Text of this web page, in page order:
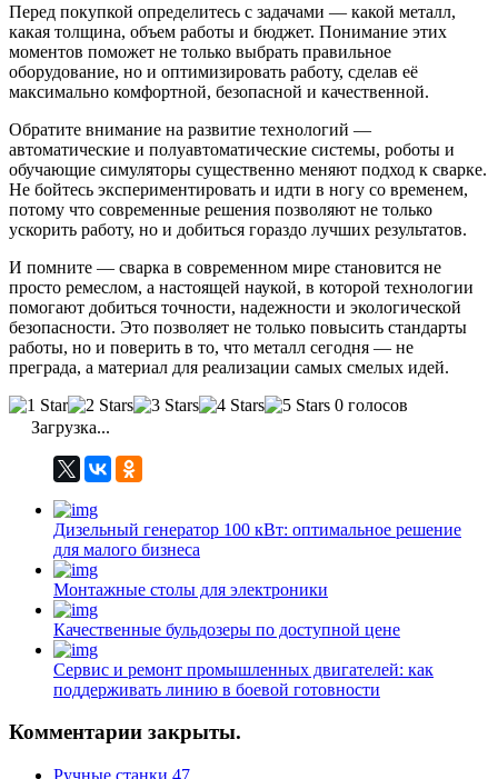
Перед покупкой определитесь с задачами — какой металл,
какая толщина, объем работы и бюджет. Понимание этих
моментов поможет не только выбрать правильное
оборудование, но и оптимизировать работу, сделав её
максимально комфортной, безопасной и качественной.
Обратите внимание на развитие технологий —
автоматические и полуавтоматические системы, роботы и
обучающие симуляторы существенно меняют подход к сварке.
Не бойтесь экспериментировать и идти в ногу со временем,
потому что современные решения позволяют не только
ускорить работу, но и добиться гораздо лучших результатов.
И помните — сварка в современном мире становится не
просто ремеслом, а настоящей наукой, в которой технологии
помогают добиться точности, надежности и экологической
безопасности. Это позволяет не только повысить стандарты
работы, но и поверить в то, что металл сегодня — не
преграда, а материал для реализации самых смелых идей.
0 голосов
Загрузка...
Дизельный генератор 100 кВт: оптимальное решение
для малого бизнеса
Монтажные столы для электроники
Качественные бульдозеры по доступной цене
Сервис и ремонт промышленных двигателей: как
поддерживать линию в боевой готовности
Комментарии закрыты.